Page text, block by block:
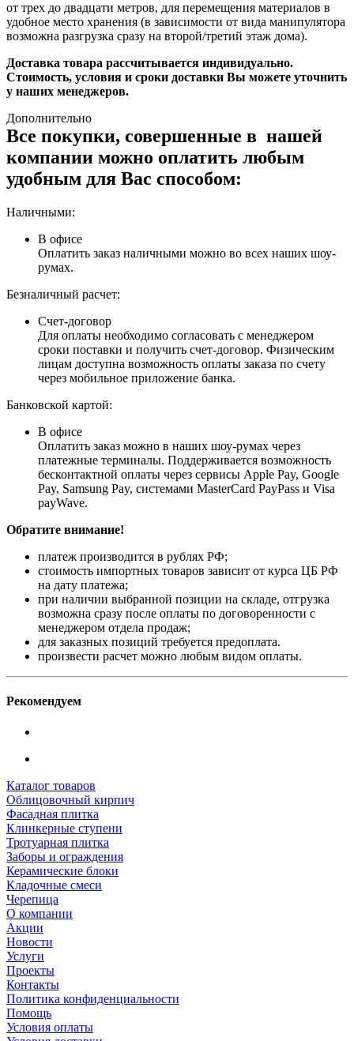
от трех до двадцати метров, для перемещения материалов в
удобное место хранения (в зависимости от вида манипулятора
возможна разгрузка сразу на второй/третий этаж дома).
Доставка товара рассчитывается индивидуально.
Стоимость, условия и сроки доставки Вы можете уточнить
у наших менеджеров.
Дополнительно
Все покупки, совершенные в нашей
компании можно оплатить любым
удобным для Вас способом:
Наличными:
В офисе
Оплатить заказ наличными можно во всех наших шоу-
румах.
Безналичный расчет:
Счет-договор
Для оплаты необходимо согласовать с менеджером
сроки поставки и получить счет-договор. Физическим
лицам доступна возможность оплаты заказа по счету
через мобильное приложение банка.
Банковской картой:
В офисе
Оплатить заказ можно в наших шоу-румах через
платежные терминалы. Поддерживается возможность
бесконтактной оплаты через сервисы Apple Pay, Google
Pay, Samsung Pay, системами MasterCard PayPass и Visa
payWave.
Обратите внимание!
платеж производится в рублях РФ;
стоимость импортных товаров зависит от курса ЦБ РФ
на дату платежа;
при наличии выбранной позиции на складе, отгрузка
возможна сразу после оплаты по договоренности с
менеджером отдела продаж;
для заказных позиций требуется предоплата.
произвести расчет можно любым видом оплаты.
Рекомендуем
Каталог товаров
Облицовочный кирпич
Фасадная плитка
Клинкерные ступени
Тротуарная плитка
Заборы и ограждения
Керамические блоки
Кладочные смеси
Черепица
О компании
Акции
Новости
Услуги
Проекты
Контакты
Политика конфиденциальности
Помощь
Условия оплаты